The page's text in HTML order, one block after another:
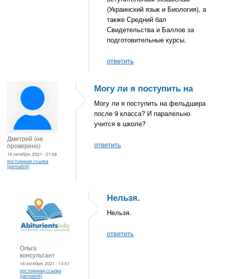
(Украинский язык и Биология), а
также Средний бал
Свидетельства и Баллов за
подготовительные курсы.
ответить
Дмитрий (не
проверено)
16 октября, 2021 - 21:08
постоянная ссылка
(permalink)
Могу ли я поступить на
Могу ли я поступить на фельдшера
после 9 класса? И паралельно
учится в школе?
ответить
Ольга
консультант
18 октября, 2021 - 13:51
постоянная ссылка
(permalink)
Нельзя.
Нельзя.
ответить